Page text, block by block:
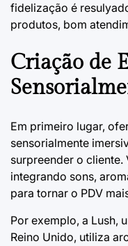
fidelização é
produtos, bom
Criação de
Em primeiro lugar,
sensorialmente
surpreender o cliente.
integrando sons,
para tornar o PDV
Por exemplo, a Lush,
Reino Unido, utiliza